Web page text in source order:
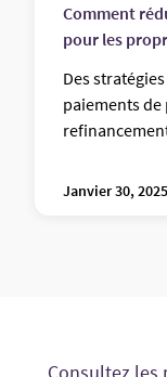
Comment
pour les
Des
paiements de
Janvier 30,
Consultez les